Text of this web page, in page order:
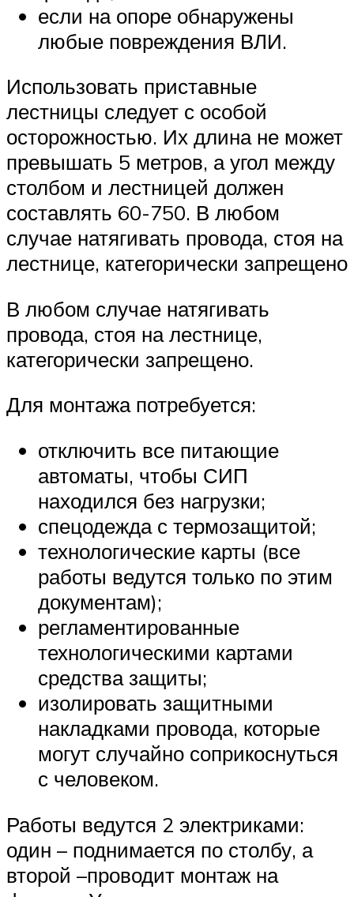
если на опоре обнаружены
любые повреждения ВЛИ.
Использовать приставные
лестницы следует с особой
осторожностью. Их длина не может
превышать 5 метров, а угол между
столбом и лестницей должен
составлять 60-750. В любом
случае натягивать провода, стоя на
лестнице, категорически запрещено
В любом случае натягивать
провода, стоя на лестнице,
категорически запрещено.
Для монтажа потребуется:
отключить все питающие
автоматы, чтобы СИП
находился без нагрузки;
спецодежда с термозащитой;
технологические карты (все
работы ведутся только по этим
документам);
регламентированные
технологическими картами
средства защиты;
изолировать защитными
накладками провода, которые
могут случайно соприкоснуться
с человеком.
Работы ведутся 2 электриками:
один – поднимается по столбу, а
второй –проводит монтаж на